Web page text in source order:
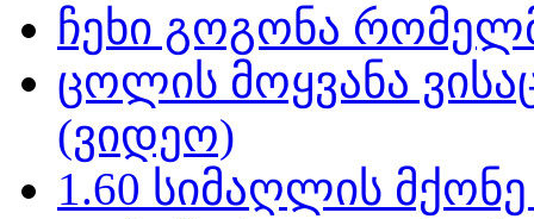
ჩეხი გოგონა
ცოლის მოყვანა
(ვიდეო)
1.60 სიმაღლის